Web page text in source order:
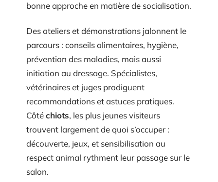
bonne approche en matière de socialisation.
Des ateliers et démonstrations jalonnent le
parcours : conseils alimentaires, hygiène,
prévention des maladies, mais aussi
initiation au dressage. Spécialistes,
vétérinaires et juges prodiguent
recommandations et astuces pratiques.
Côtéchiots, les plus jeunes visiteurs
trouvent largement de quoi s’occuper :
découverte, jeux, et sensibilisation au
respect animal rythment leur passage sur le
salon.